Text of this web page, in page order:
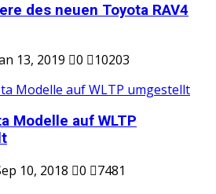
des neuen Toyota RAV4
13, 2019 0 10203
Modelle auf WLTP
10, 2018 0 7481